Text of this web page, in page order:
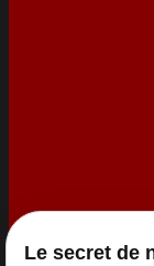
Le secret de